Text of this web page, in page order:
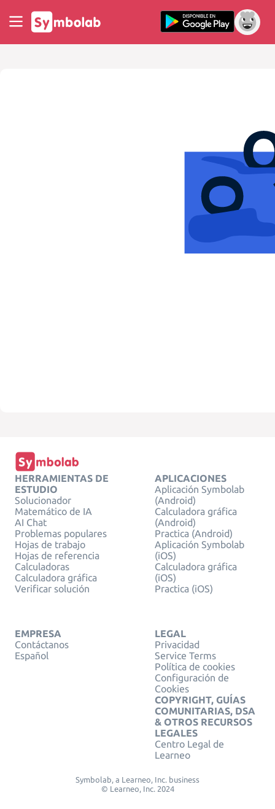
HERRAMIENTAS DE
ESTUDIO
Solucionador
Matemático de IA
AI Chat
Problemas populares
Hojas de trabajo
Hojas de referencia
Calculadoras
Calculadora gráfica
Verificar solución
APLICACIONES
Aplicación Symbolab
(Android)
Calculadora gráfica
(Android)
Practica (Android)
Aplicación Symbolab
(iOS)
Calculadora gráfica
(iOS)
Practica (iOS)
EMPRESA
Contáctanos
Español
LEGAL
Privacidad
Service Terms
Política de cookies
Configuración de
Cookies
COPYRIGHT, GUÍAS
COMUNITARIAS, DSA
& OTROS RECURSOS
LEGALES
Centro Legal de
Learneo
Symbolab, a Learneo, Inc. business
© Learneo, Inc. 2024